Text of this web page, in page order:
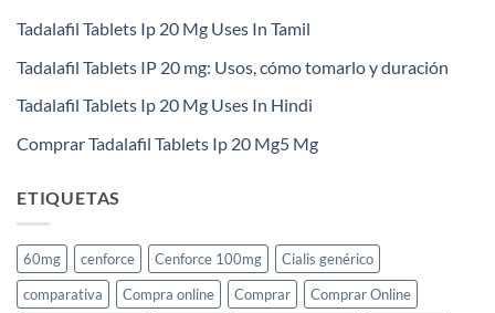
Tadalafil Tablets Ip 20 Mg Uses In Tamil
Tadalafil Tablets IP 20 mg: Usos, cómo tomarlo y duración
Tadalafil Tablets Ip 20 Mg Uses In Hindi
Comprar Tadalafil Tablets Ip 20 Mg5 Mg
ETIQUETAS
60mg cenforce Cenforce 100mg
Cialis genérico
comparativa
Compra online Comprar
Comprar Online